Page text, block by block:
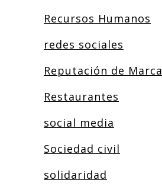
Recursos Humanos
redes sociales
Reputación de Marca
Restaurantes
social media
Sociedad civil
solidaridad